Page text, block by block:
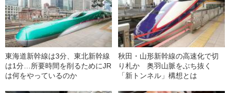
東海道新幹線は3分、東北新幹線
は1分…所要時間を削るためにJR
は何をやっているのか
秋田・山形新幹線の高速化で切
り札か 奥羽山脈をぶち抜く
「新トンネル」構想とは